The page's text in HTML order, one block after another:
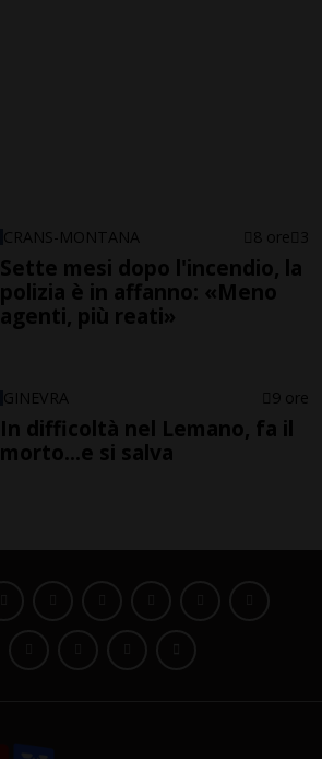
CRANS-MONTANA 8 ore 3
Sette mesi dopo l'incendio, la
polizia è in affanno: «Meno
agenti, più reati»
GINEVRA 9 ore
In difficoltà nel Lemano, fa il
morto...e si salva